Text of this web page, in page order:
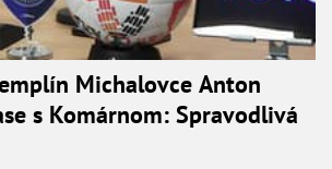
Michalovce Anton
s Komárnom: Spravodlivá